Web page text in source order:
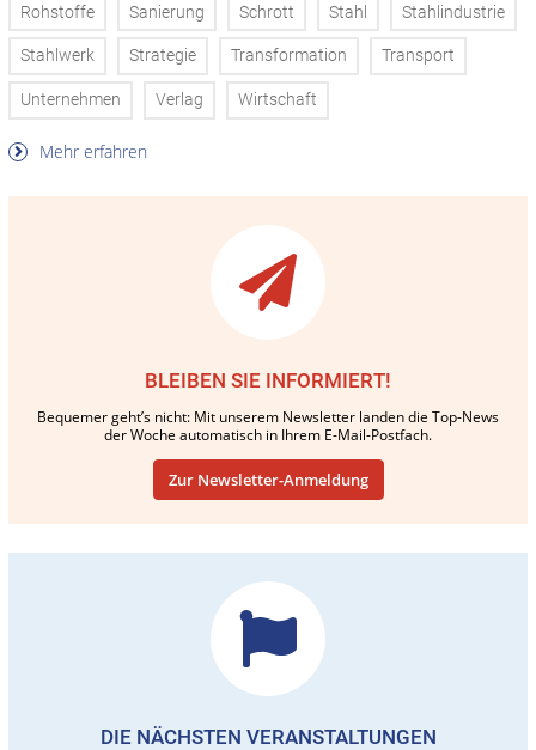
Rohstoffe Sanierung Schrott Stahl Stahlindustrie
Stahlwerk Strategie Transformation Transport
Unternehmen Verlag Wirtschaft
Mehr erfahren
BLEIBEN SIE INFORMIERT!
Bequemer geht’s nicht: Mit unserem Newsletter landen die Top-News
der Woche automatisch in Ihrem E-Mail-Postfach.
Zur Newsletter-Anmeldung
DIE NÄCHSTEN VERANSTALTUNGEN